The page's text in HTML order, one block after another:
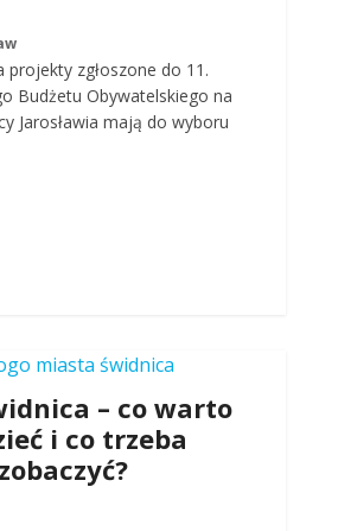
projekty zgłoszone do 11.
Budżetu Obywatelskiego na
Jarosławia mają do wyboru
– co warto
i co trzeba